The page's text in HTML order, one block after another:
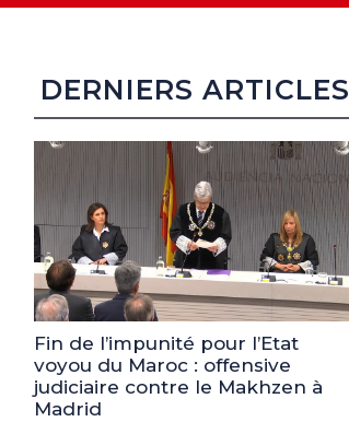
DERNIERS ARTICLES
Fin de l’impunité pour l’Etat
voyou du Maroc : offensive
judiciaire contre le Makhzen à
Madrid